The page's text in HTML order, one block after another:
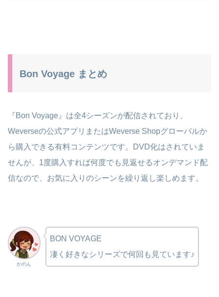
Bon Voyage まとめ
『Bon Voyage』は全4シーズンが配信されており、
Weverseの公式アプリまたはWeverse Shopグローバルか
ら購入できる有料コンテンツです。DVD化はされていま
せんが、1度購入すれば何度でも見返せるオンデマンド配
信なので、お気に入りのシーンを繰り返し楽しめます。
かのん
BON VOYAGE
凄く好きなシリーズで何回も見ています♪